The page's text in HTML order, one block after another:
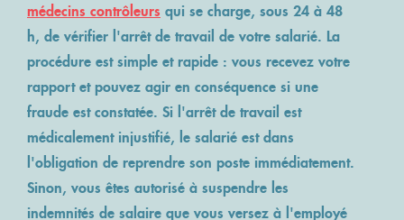
médecins contrôleurs qui se charge, sous 24 à 48
h, de vérifier l'arrêt de travail de votre salarié. La
procédure est simple et rapide : vous recevez votre
rapport et pouvez agir en conséquence si une
fraude est constatée. Si l'arrêt de travail est
médicalement injustifié, le salarié est dans
l'obligation de reprendre son poste immédiatement.
Sinon, vous êtes autorisé à suspendre les
indemnités de salaire que vous versez à l'employé